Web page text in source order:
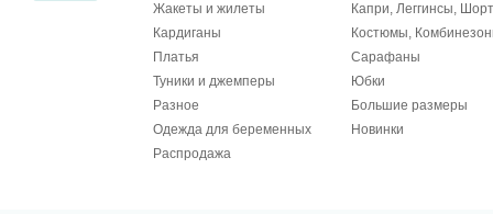
Жакеты и жилеты
Капри, Леггинсы,
Кардиганы
Костюмы,
Платья
Сарафаны
Туники и джемперы
Юбки
Разное
Большие размеры
Одежда для беременных
Новинки
Распродажа